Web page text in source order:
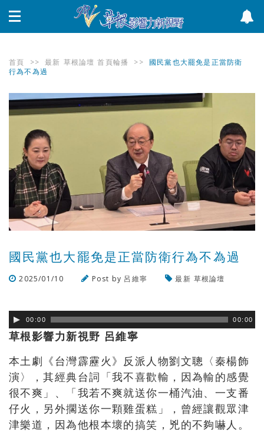
首頁 >> 最新 草根論壇 首頁輪播 >>
國民黨也大罷免是正當防衛
行為不為過
國民黨也大罷免是正當防衛行為不為過
2025/01/10 Post by 呂維寧 最新 草根論壇
00:00 00:00
草根影響力新視野 呂維寧
本土劇《台灣霹靂火》反派人物劉文聰〈秦楊飾
演〉，其經典台詞「我不喜歡輸，因為輸的感覺
很不爽」、「我若不爽就送你一桶汽油、一支番
仔火，另外擱送你一顆雞蛋糕」，曾經讓觀眾津
津樂道，因為他根本壞的搞笑，兇的不夠嚇人。